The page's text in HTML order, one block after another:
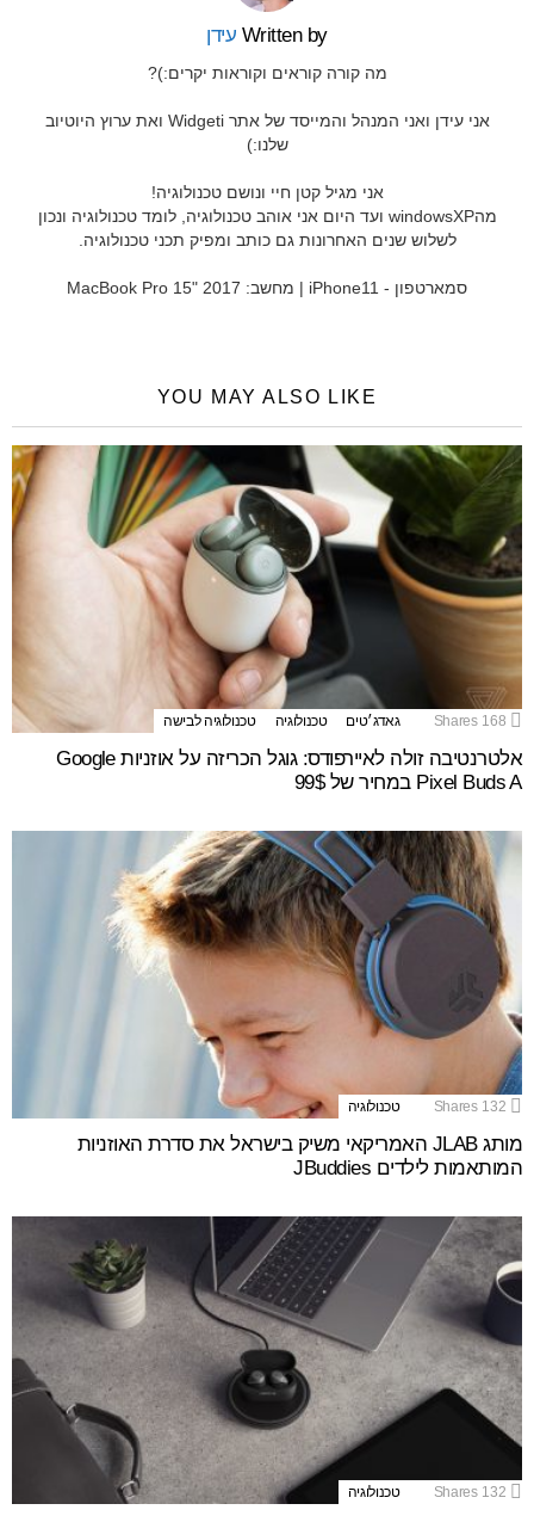
Written by עידן
מה קורה קוראים וקוראות יקרים:)?
אני עידן ואני המנהל והמייסד של אתר Widgeti ואת ערוץ היוטיוב
שלנו:)
אני מגיל קטן חיי ונושם טכנולוגיה!
מהwindowsXP ועד היום אני אוהב טכנולוגיה, לומד טכנולוגיה ונכון
לשלוש שנים האחרונות גם כותב ומפיק תכני טכנולוגיה.
סמארטפון - iPhone11 | מחשב: MacBook Pro 15" 2017
YOU MAY ALSO LIKE
168
Shares גאדג׳טים טכנולוגיה טכנולוגיה לבישה
אלטרנטיבה זולה לאיירפודס: גוגל הכריזה על אוזניות Google
Pixel Buds A במחיר של 99$
132
Shares טכנולוגיה
מותג JLAB האמריקאי משיק בישראל את סדרת האוזניות
המותאמות לילדים JBuddies
132
Shares טכנולוגיה